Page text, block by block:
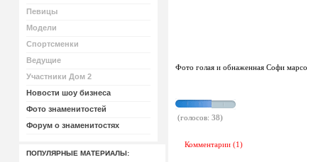
Певицы
Модели
Спортсменки
Ведущие
Участники Дом 2
Новости шоу бизнеса
Фото знаменитостей
Форум о знаменитостях
ПОПУЛЯРНЫЕ МАТЕРИАЛЫ:
Фото голая и обнаженная Софи марсо
(голосов: 38)
Комментарии (1)